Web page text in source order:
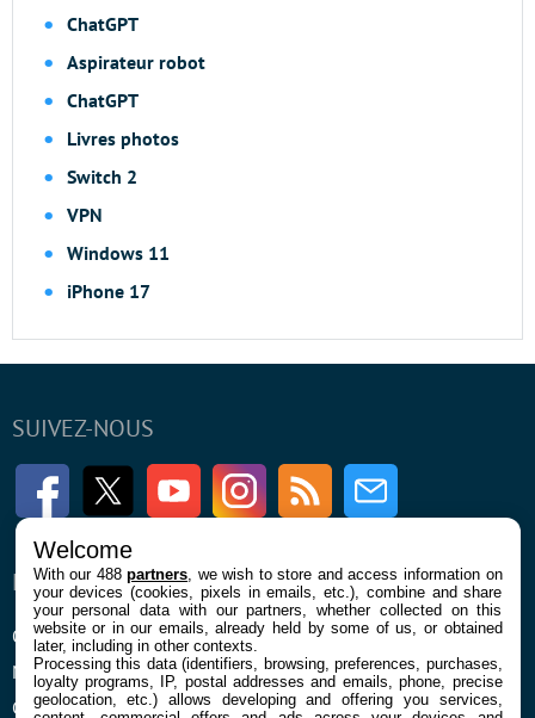
ChatGPT
Aspirateur robot
ChatGPT
Livres photos
Switch 2
VPN
Windows 11
iPhone 17
SUIVEZ-NOUS
FacebookTwitter Youtube InstagramRSS Newsletter
ENTREPRISE
Qui sommes nous
Mentions légales et CGU
Confidentialité et Cookies
À PROPOS
La rédaction
Contact
Welcome
With our 488partners , we wish to store and access information on
your devices (cookies, pixels in emails, etc.), combine and share
your personal data with our partners, whether collected on this
website or in our emails, already held by some of us, or obtained
later, including in other contexts.
Processing this data (identifiers, browsing, preferences, purchases,
loyalty programs, IP, postal addresses and emails, phone, precise
geolocation, etc.) allows developing and offering you services,